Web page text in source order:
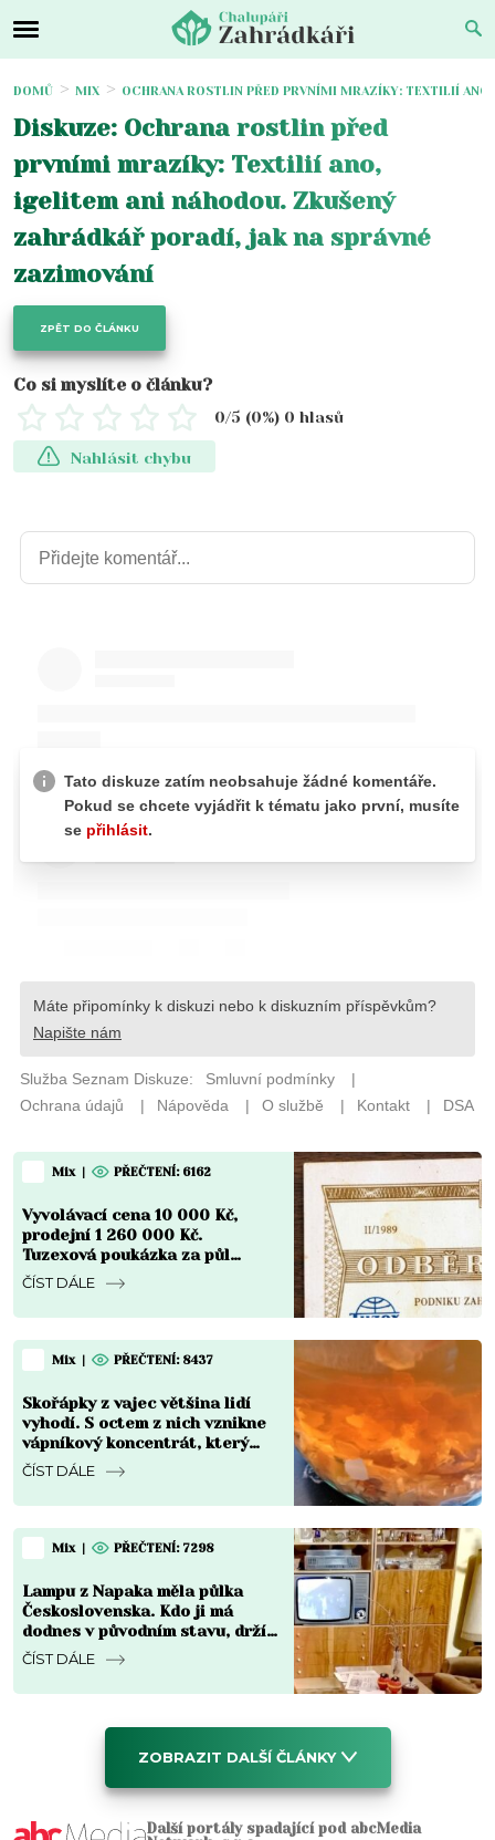
DOMŮ MIX OCHRANA ROSTLIN PŘED PRVNÍMI MRAZÍKY: TEXTILIÍ
Diskuze: Ochrana rostlin před
prvními mrazíky: Textilií ano,
igelitem ani náhodou. Zkušený
zahrádkář poradí, jak na správné
zazimování
ZPĚT DO ČLÁNKU
Co si myslíte o článku?
0/5 (0%) 0 hlasů
Nahlásit chybu
Mix | PŘEČTENÍ: 6162
Vyvolávací cena 10 000 Kč,
prodejní 1 260 000 Kč.
Tuzexová poukázka za půl
koruny se stala nejdražším
bonem v české historii
ČÍST DÁLE
Mix | PŘEČTENÍ: 8437
Skořápky z vajec většina lidí
vyhodí. S octem z nich vznikne
vápníkový koncentrát, který
chřadnoucím rostlinám vrátí
ČÍST DÁLE
Mix | PŘEČTENÍ: 7298
Lampu z Napaka měla půlka
Československa. Kdo ji má
dodnes v původním stavu, drží
v ruce kus za 8 000 Kč i víc
ČÍST DÁLE
ZOBRAZIT DALŠÍ ČLÁNKY
Další portály spadající pod abcMedia